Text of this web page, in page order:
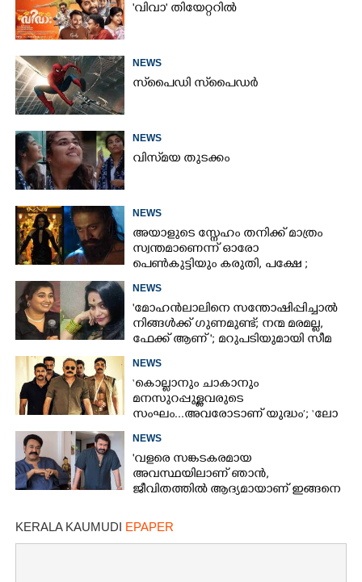
'വിവാ' തിയേറ്ററിൽ
NEWS
സ്‌പൈ‌ഡി സ്‌പൈ‌ഡർ
NEWS
വിസ്‌മയ തുടക്കം
NEWS
അയാളുടെ സ്നേഹം തനിക്ക് മാത്രം
സ്വന്തമാണെന്ന് ഓരോ
പെൺകുട്ടിയും കരുതി,​ പക്ഷേ ;
ടോക്സിക് ട്രെയിലർ
NEWS
'മോഹൻലാലിനെ സന്തോഷിപ്പിച്ചാൽ
നിങ്ങൾക്ക് ഗുണമുണ്ട്; നന്മ മരമല്ല,
ഫേക്ക് ആണ് '; മറുപടിയുമായി സീമ
NEWS
‘കൊല്ലാനും ചാകാനും
മനസുറപ്പുള്ളവരുടെ
സംഘം...അവരോടാണ് യുദ്ധം’; ‘ലോ
NEWS
'വളരെ സങ്കടകരമായ
അവസ്ഥയിലാണ് ഞാൻ,
ജീവിതത്തിൽ ആദ്യമായാണ് ഇങ്ങനെ
മോഹൻലാൽ
KERALA KAUMUDI EPAPER